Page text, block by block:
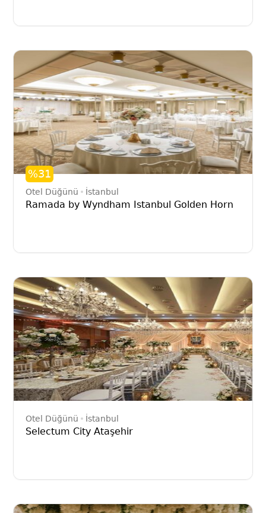
%31
Otel Düğünü İstanbul
Ramada by Wyndham Istanbul Golden Horn
Otel Düğünü İstanbul
Selectum City Ataşehir